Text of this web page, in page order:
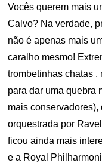
Vocês querem mais
Calvo? Na verdade,
não é apenas mais
caralho mesmo!
trombetinhas chatas
para dar uma quebra
mais
orquestrada por
ficou ainda mais
e a Royal